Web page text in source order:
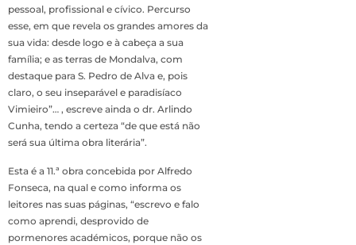
pessoal, profissional e cívico. Percurso
esse, em que revela os grandes amores da
sua vida: desde logo e à cabeça a sua
família; e as terras de Mondalva, com
destaque para S. Pedro de Alva e, pois
claro, o seu inseparável e paradisíaco
Vimieiro”… , escreve ainda o dr. Arlindo
Cunha, tendo a certeza “de que está não
será sua última obra literária”.
Esta é a 11.ª obra concebida por Alfredo
Fonseca, na qual e como informa os
leitores nas suas páginas, “escrevo e falo
como aprendi, desprovido de
pormenores académicos, porque não os